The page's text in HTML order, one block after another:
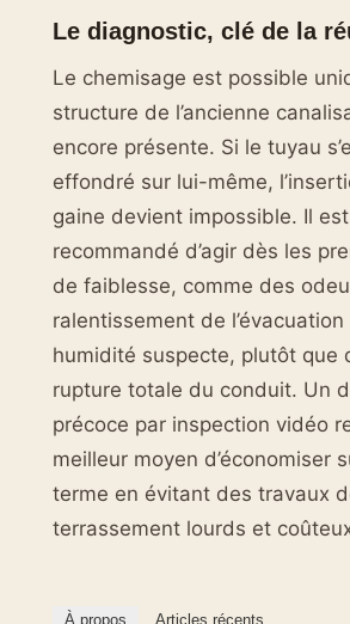
Le diagnostic, clé de la
Le chemisage est possible
structure de l’ancienne
encore présente. Si le tuyau
effondré sur lui-même,
gaine devient impossible. Il
recommandé d’agir dès les
de faiblesse, comme des
ralentissement de l’évacuation
humidité suspecte, plutôt que
rupture totale du conduit. Un
précoce par inspection vidéo
meilleur moyen d’économiser
terme en évitant des travaux
terrassement lourds et
À propos Articles récents